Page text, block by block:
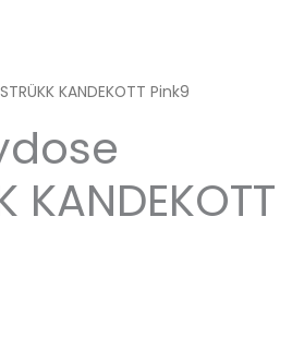
KANDEKOTT Pink9
KANDEKOTT